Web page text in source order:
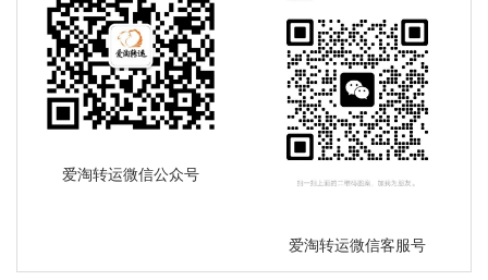
爱淘转运微信公众号
爱淘转运微信客服号